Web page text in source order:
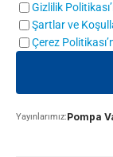
Gizlilik
Şartlar ve
Çerez
Yayınlarımız:Pompa